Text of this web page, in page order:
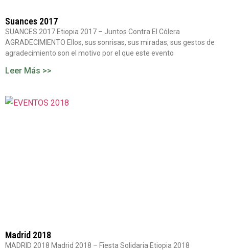
Suances 2017
SUANCES 2017 Etiopia 2017 – Juntos Contra El Cólera
AGRADECIMIENTO Ellos, sus sonrisas, sus miradas, sus gestos de
agradecimiento son el motivo por el que este evento
Leer Más >>
Madrid 2018
MADRID 2018 Madrid 2018 – Fiesta Solidaria Etiopia 2018